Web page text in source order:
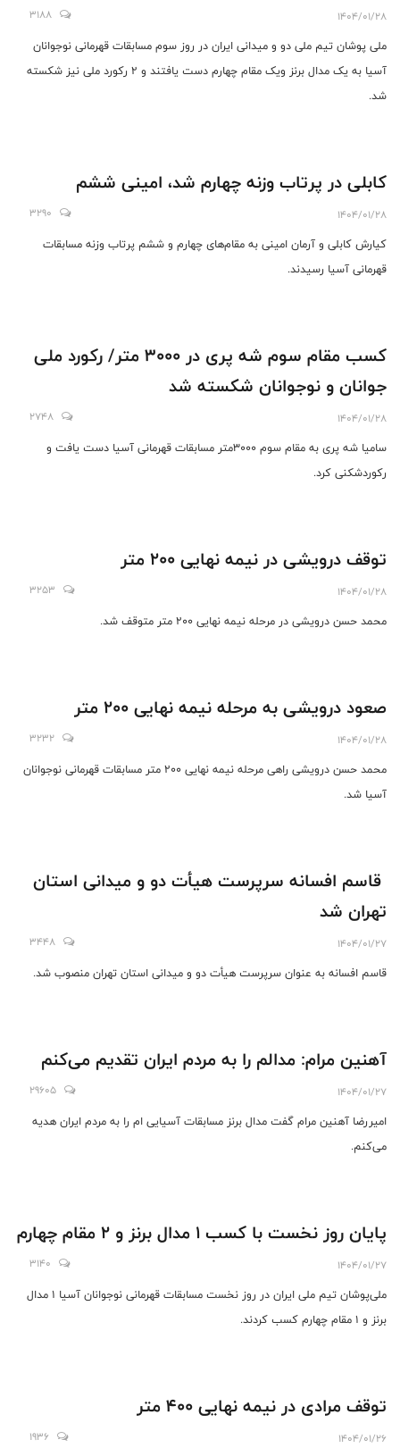
1404/01/28
3188
ملی پوشان تیم ملی دو و میدانی ایران در روز سوم مسابقات قهرمانی نوجوانان
آسیا به یک مدال برنز ویک مقام چهارم دست یافتند و 2 رکورد ملی نیز شکسته
شد.
کابلی در پرتاب وزنه چهارم شد، امینی ششم
1404/01/28
3290
کیارش کابلی و آرمان امینی به مقام‌های چهارم و ششم پرتاب وزنه مسابقات
قهرمانی آسیا رسیدند.
کسب مقام سوم شه پری در 3000 متر/ رکورد ملی
جوانان و نوجوانان شکسته شد
1404/01/28
2748
سامیا شه پری به مقام سوم 3000متر مسابقات قهرمانی آسیا دست یافت و
رکوردشکنی کرد.
توقف درویشی در نیمه نهایی ۲۰۰ متر
1404/01/28
3253
محمد حسن درویشی در مرحله نیمه نهایی ۲۰۰ متر متوقف شد.
صعود درویشی به مرحله نیمه نهایی 200 متر
1404/01/28
3232
محمد حسن درویشی راهی مرحله نیمه نهایی 200 متر مسابقات قهرمانی نوجوانان
آسیا شد.
قاسم افسانه سرپرست هیأت دو و میدانی استان
تهران شد
1404/01/27
3448
قاسم افسانه به عنوان سرپرست هیأت دو و میدانی استان تهران منصوب شد.
آهنین مرام: مدالم را به مردم ایران تقدیم می‌کنم
1404/01/27
29605
امیررضا آهنین مرام گفت مدال برنز مسابقات آسیایی ام را به مردم ایران هدیه
می‌کنم.
پایان روز نخست با کسب ۱ مدال برنز و ۲ مقام چهارم
1404/01/27
3140
ملی‌پوشان تیم ملی ایران در روز نخست مسابقات قهرمانی نوجوانان آسیا ۱ مدال
برنز و ۱ مقام چهارم کسب کردند.
توقف مرادی در نیمه نهایی 400 متر
1404/01/26
1936